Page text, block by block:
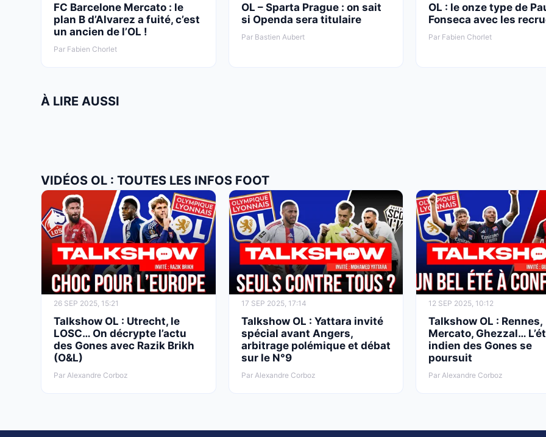
FC Barcelone Mercato : le
plan B d’Alvarez a fuité, c’est
un ancien de l’OL !
Par Fabien Chorlet
OL – Sparta Prague : on sait
si Openda sera titulaire
Par Bastien Aubert
OL : le onze type de
Fonseca avec les
Par Fabien Chorlet
À LIRE AUSSI
VIDÉOS OL : TOUTES LES INFOS FOOT
26 SEP 2025, 15:21
Talkshow OL : Utrecht, le
LOSC… On décrypte l’actu
des Gones avec Razik Brikh
(O&L)
Par Alexandre Corboz
17 SEP 2025, 17:14
Talkshow OL : Yattara invité
spécial avant Angers,
arbitrage polémique et débat
sur le N°9
Par Alexandre Corboz
12 SEP 2025, 10:12
Talkshow OL : Rennes,
Mercato, Ghezzal…
indien des Gones se
poursuit
Par Alexandre Corboz